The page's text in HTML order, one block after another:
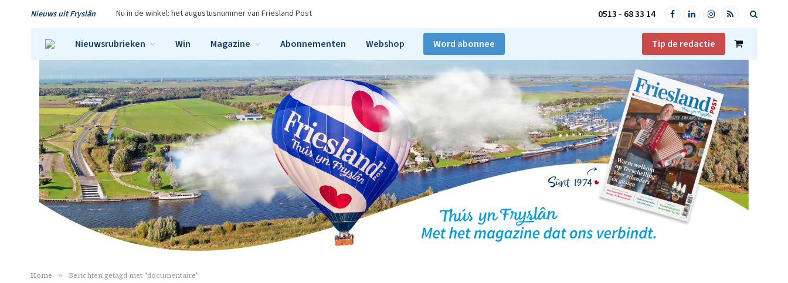
Nieuws uit Fryslân Nu in de winkel: het augustusnummer van Friesland Post 0513 - 68 33 14 FacebookLinkedInInstagram
RSS
Nieuwsrubrieken Win Magazine Abonnementen Webshop Word abonnee Tip de redactie
Shopping
Cart
Home » Berichten getagd met "documentaire"